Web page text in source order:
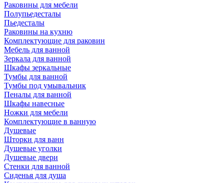
Раковины для мебели
Полупьедесталы
Пьедесталы
Раковины на кухню
Комплектующие для раковин
Мебель для ванной
Зеркала для ванной
Шкафы зеркальные
Тумбы для ванной
Тумбы под умывальник
Пеналы для ванной
Шкафы навесные
Ножки для мебели
Комплектующие в ванную
Душевые
Шторки для ванн
Душевые уголки
Душевые двери
Стенки для ванной
Сиденья для душа